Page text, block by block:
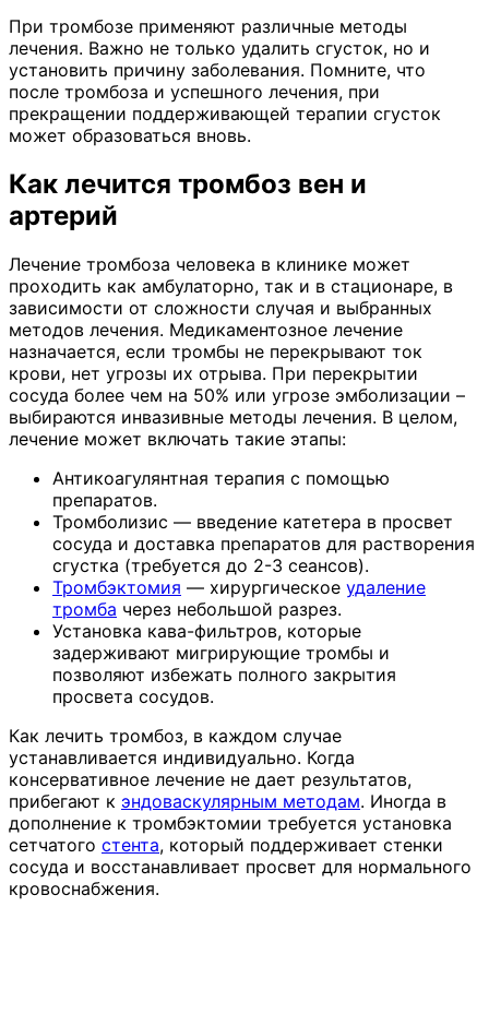
При тромбозе применяют различные методы
лечения. Важно не только удалить сгусток, но и
установить причину заболевания. Помните, что
после тромбоза и успешного лечения, при
прекращении поддерживающей терапии сгусток
может образоваться вновь.
Как лечится тромбоз вен и
артерий
Лечение тромбоза человека в клинике может
проходить как амбулаторно, так и в стационаре, в
зависимости от сложности случая и выбранных
методов лечения. Медикаментозное лечение
назначается, если тромбы не перекрывают ток
крови, нет угрозы их отрыва. При перекрытии
сосуда более чем на 50% или угрозе эмболизации –
выбираются инвазивные методы лечения. В целом,
лечение может включать такие этапы:
Антикоагулянтная терапия с помощью
препаратов.
Тромболизис — введение катетера в просвет
сосуда и доставка препаратов для растворения
сгустка (требуется до 2-3 сеансов).
Тромбэктомия — хирургическое удаление
тромба через небольшой разрез.
Установка кава-фильтров, которые
задерживают мигрирующие тромбы и
позволяют избежать полного закрытия
просвета сосудов.
Как лечить тромбоз, в каждом случае
устанавливается индивидуально. Когда
консервативное лечение не дает результатов,
прибегают к эндоваскулярным методам. Иногда в
дополнение к тромбэктомии требуется установка
сетчатого стента, который поддерживает стенки
сосуда и восстанавливает просвет для нормального
кровоснабжения.